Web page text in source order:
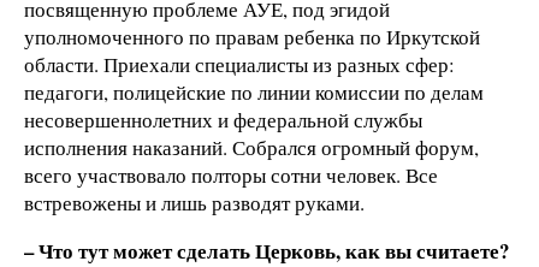
посвященную проблеме АУЕ, под эгидой
уполномоченного по правам ребенка по Иркутской
области. Приехали специалисты из разных сфер:
педагоги, полицейские по линии комиссии по делам
несовершеннолетних и федеральной службы
исполнения наказаний. Собрался огромный форум,
всего участвовало полторы сотни человек. Все
встревожены и лишь разводят руками.
– Что тут может сделать Церковь, как вы считаете?